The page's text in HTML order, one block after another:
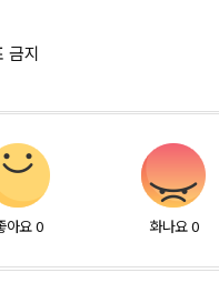
금지
아요 0 화나요 0